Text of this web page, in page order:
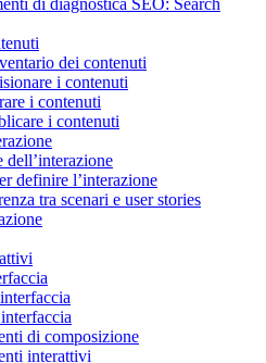
dei contenuti
i contenuti
i contenuti
i contenuti
dell’interazione
definire l’interazione
tra scenari e user stories
di composizione
interattivi